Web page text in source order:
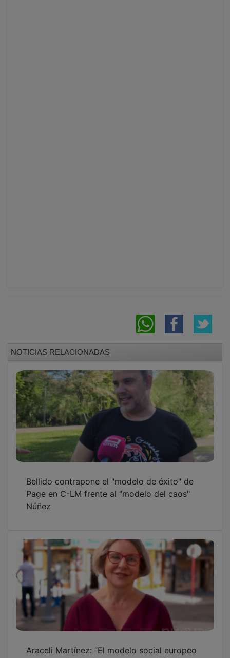
Araceli Martínez: “El modelo social europeo
no es un obstáculo para la competitividad,
sino la principal ventaja”
El PP de Pioz alerta de una deuda de más de
37.000 euros con la Mancomunidad La
Alcarria